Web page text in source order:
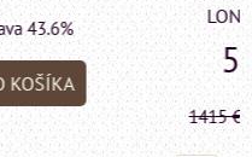
LONDON
599 €s
1415 €s DPH Zľava